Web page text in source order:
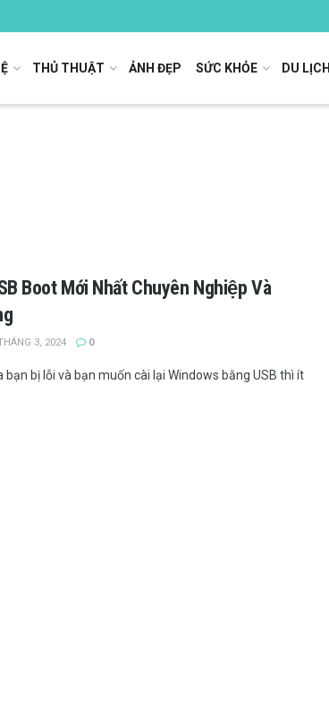
THỦ THUẬT ẢNH ĐẸP SỨC KHỎE DU LỊCH
Boot Mới Nhất Chuyên Nghiệp Và
3, 2024 0
bạn bị lỗi và bạn muốn cài lại Windows bằng USB thì ít